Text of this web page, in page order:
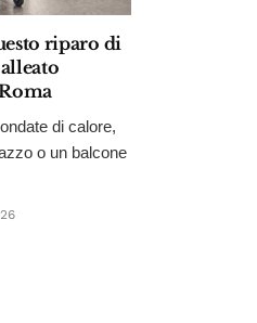
riparo di
di calore,
o un balcone